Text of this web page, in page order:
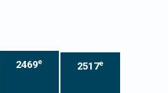
2469e 2517e